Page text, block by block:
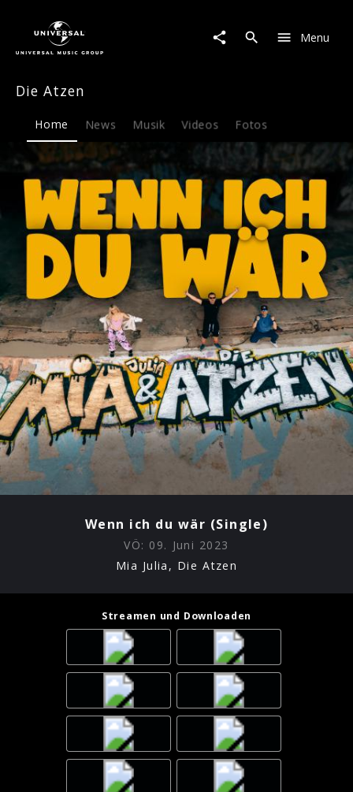
Musik
Merch
Menu
Die Atzen
Home News Musik Videos Fotos
Wenn ich du wär (Single)
VÖ: 09. Juni 2023
Mia Julia, Die Atzen
Streamen und Downloaden